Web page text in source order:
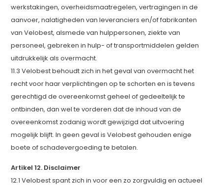
werkstakingen, overheidsmaatregelen, vertragingen in de
aanvoer, nalatigheden van leveranciers en/of fabrikanten
van Velobest, alsmede van hulppersonen, ziekte van
personeel, gebreken in hulp- of transportmiddelen gelden
uitdrukkelijk als overmacht.
11.3 Velobest behoudt zich in het geval van overmacht het
recht voor haar verplichtingen op te schorten en is tevens
gerechtigd de overeenkomst geheel of gedeeltelijk te
ontbinden, dan wel te vorderen dat de inhoud van de
overeenkomst zodanig wordt gewijzigd dat uitvoering
mogelijk blijft. In geen geval is Velobest gehouden enige
boete of schadevergoeding te betalen.
Artikel 12. Disclaimer
12.1 Velobest spant zich in voor een zo zorgvuldig en actueel